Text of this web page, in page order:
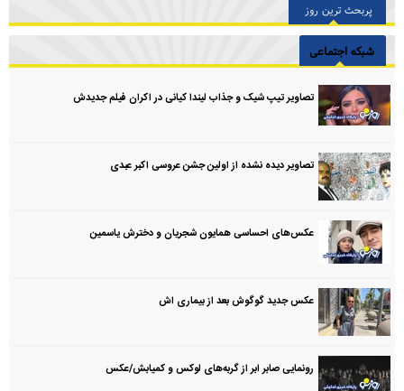
پربحث ترین روز
شبکه اجتماعی
تصاویر تیپ شیک و جذاب لیندا کیانی در اکران فیلم جدیدش
تصاویر دیده نشده از اولین جشن عروسی اکبر عبدی
عکس‌های احساسی همایون شجریان و دخترش یاسمین
عکس جدید گوگوش بعد از بیماری اش
رونمایی صابر ابر از گربه‌های لوکس و کمیابش/عکس